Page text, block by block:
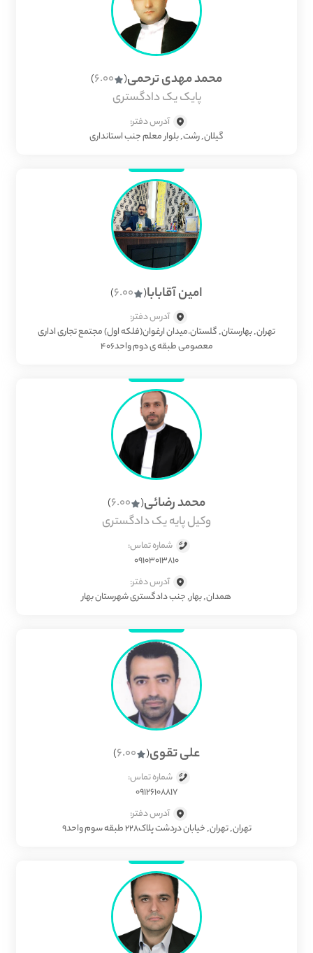
محمد مهدی ترحمی(
6.00
)
پایک یک دادگستری
آدرس دفتر:
گیلان, رشت, بلوار معلم جنب استانداری
امین آقابابا(
6.00
)
آدرس دفتر:
تهران, بهارستان, گلستان.میدان ارغوان(فلکه اول) مجتمع تجاری اداری
معصومی طبقه ی دوم واحد۴۰۶
محمد رضائی(
6.00
)
وکیل پایه یک دادگستری
شماره تماس:
09103013810
آدرس دفتر:
همدان, بهار, جنب دادگستری شهرستان بهار
علی تقوی(
6.00
)
شماره تماس:
09126108817
آدرس دفتر:
تهران, تهران, خیابان دردشت پلاک228 طبقه سوم واحد9